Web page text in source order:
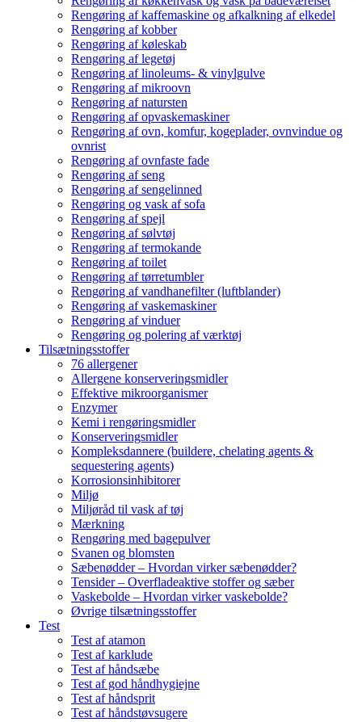
Rengøring af kaffemaskine og afkalkning af elkedel
Rengøring af kobber
Rengøring af køleskab
Rengøring af legetøj
Rengøring af linoleums- & vinylgulve
Rengøring af mikroovn
Rengøring af natursten
Rengøring af opvaskemaskiner
Rengøring af ovn, komfur, kogeplader, ovnvindue og
ovnrist
Rengøring af ovnfaste fade
Rengøring af seng
Rengøring af sengelinned
Rengøring og vask af sofa
Rengøring af spejl
Rengøring af sølvtøj
Rengøring af termokande
Rengøring af toilet
Rengøring af tørretumbler
Rengøring af vandhanefilter (luftblander)
Rengøring af vaskemaskiner
Rengøring af vinduer
Rengøring og polering af værktøj
Tilsætningsstoffer
76 allergener
Allergene konserveringsmidler
Effektive mikroorganismer
Enzymer
Kemi i rengøringsmidler
Konserveringsmidler
Kompleksdannere (buildere, chelating agents &
sequestering agents)
Korrosionsinhibitorer
Miljø
Miljøråd til vask af tøj
Mærkning
Rengøring med bagepulver
Svanen og blomsten
Sæbenødder – Hvordan virker sæbenødder?
Tensider – Overfladeaktive stoffer og sæber
Vaskebolde – Hvordan virker vaskebolde?
Øvrige tilsætningsstoffer
Test
Test af atamon
Test af karklude
Test af håndsæbe
Test af god håndhygiejne
Test af håndsprit
Test af håndstøvsugere